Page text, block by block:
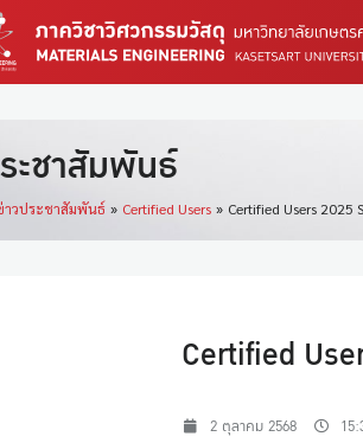
ะชาสัมพันธ์
าวประชาสัมพันธ์ » Certified Users » Certified Users 2025
Certified
2 ตุลาคม 2568